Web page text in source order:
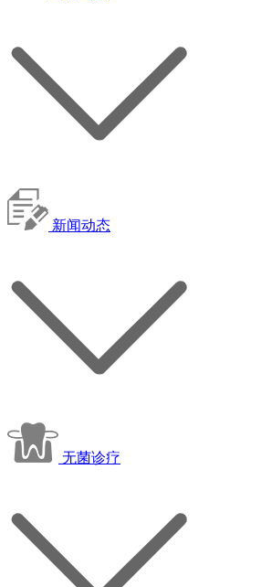
新闻动态
无菌诊疗